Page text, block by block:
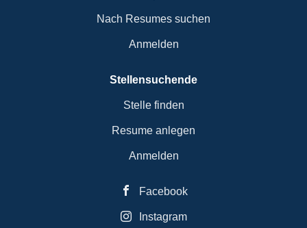
Nach Resumes suchen
Anmelden
Stellensuchende
Stelle finden
Resume anlegen
Anmelden
Facebook
Instagram